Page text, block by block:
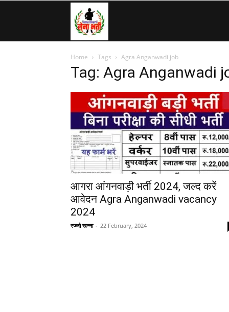
»
Army,
Navy,
Airforce,
Police….
Home Tags Agra Anganwadi job
Tag: Agra Anganwadi
आगरा आंगनवाड़ी भर्ती 2024, जल्द करें
आवेदन Agra Anganwadi vacancy
2024
रज्जो खन्ना - 22 February, 2024